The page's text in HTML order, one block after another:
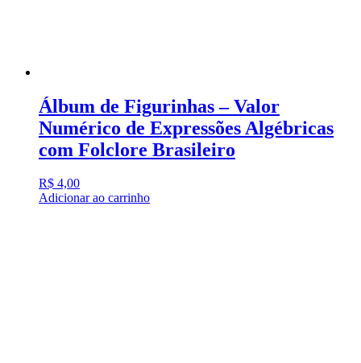
Álbum de Figurinhas – Valor
Numérico de Expressões Algébricas
com Folclore Brasileiro
R$ 4,00
Adicionar ao carrinho